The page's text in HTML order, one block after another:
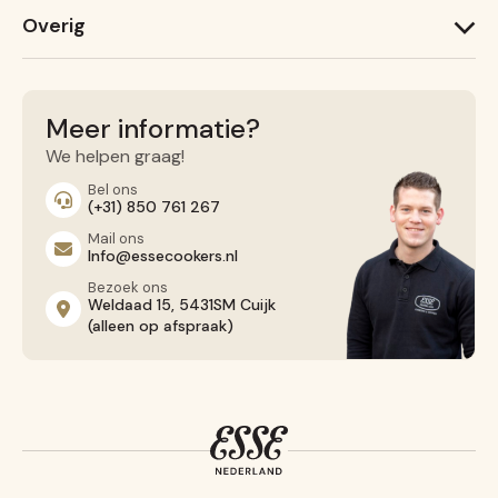
ESSE 775 B
Overig
Contact opnemen
Algemene voorwaarden
Privacy Beleid
Meer informatie?
We helpen graag!
Bel ons
(+31) 850 761 267
Mail ons
Info@essecookers.nl
Bezoek ons
Weldaad 15, 5431SM Cuijk
(alleen op afspraak)